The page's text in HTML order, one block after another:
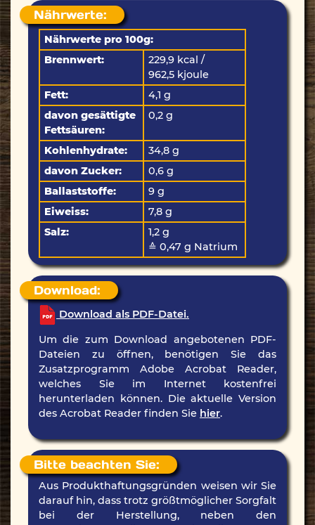
Nährwerte:
Nährwerte pro 100g:
Brennwert:
229,9 kcal /
962,5 kjoule
Fett:
4,1 g
davon gesättigte
Fettsäuren:
0,2 g
Kohlenhydrate:
34,8 g
davon Zucker:
0,6 g
Ballaststoffe:
9 g
Eiweiss:
7,8 g
Salz:
1,2 g
≙ 0,47 g Natrium
Download:
Download als PDF-Datei.
Um die zum Download angebotenen PDF-
Dateien zu öffnen, benötigen Sie das
Zusatzprogramm Adobe Acrobat Reader,
welches Sie im Internet kostenfrei
herunterladen können. Die aktuelle Version
des Acrobat Reader finden Sie hier.
Bitte beachten Sie:
Aus Produkthaftungsgründen weisen wir Sie
darauf hin, dass trotz größtmöglicher Sorgfalt
bei der Herstellung, neben den